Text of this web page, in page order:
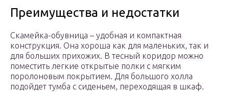
Преимущества и недостатки
Скамейка-обувница – удобная и компактная
конструкция. Она хороша как для маленьких, так и
для больших прихожих. В тесный коридор можно
поместить легкие открытые полки с мягким
поролоновым покрытием. Для большого холла
подойдет тумба с сиденьем, переходящая в шкаф.